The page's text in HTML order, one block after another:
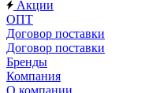
Акции
ОПТ
Договор поставки
Договор поставки
Бренды
Компания
О компании